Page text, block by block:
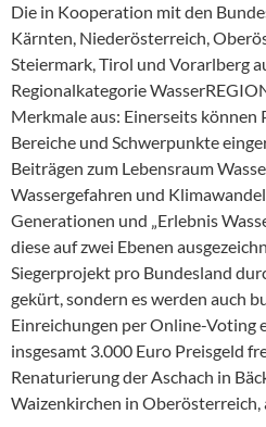
Die in Kooperation mit den
Kärnten, Niederösterreich,
Steiermark, Tirol und Vorarlberg
Regionalkategorie
Merkmale aus: Einerseits
Bereiche und Schwerpunkte
Beiträgen zum Lebensraum
Wassergefahren und
Generationen und „Erlebnis
diese auf zwei Ebenen
Siegerprojekt pro Bundesland
gekürt, sondern es werden auch
Einreichungen per Online-Voting
insgesamt 3.000 Euro Preisgeld
Renaturierung der Aschach in
Waizenkirchen in Oberösterreich,